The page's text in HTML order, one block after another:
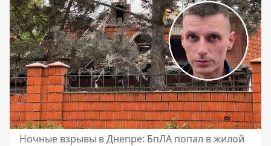
Ночные взрывы в Днепре: БпЛА попал в жилой